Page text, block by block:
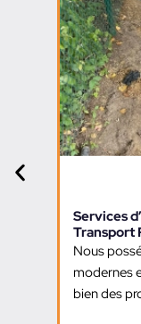
Services
Transport
Nous
modernes
bien des